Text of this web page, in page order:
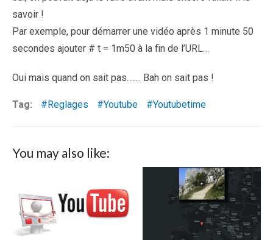
savoir !
Par exemple, pour démarrer une vidéo après 1 minute 50
secondes ajouter # t = 1m50 à la fin de l’URL…
Oui mais quand on sait pas……. Bah on sait pas !
Tag: Reglages Youtube Youtubetime
You may also like: